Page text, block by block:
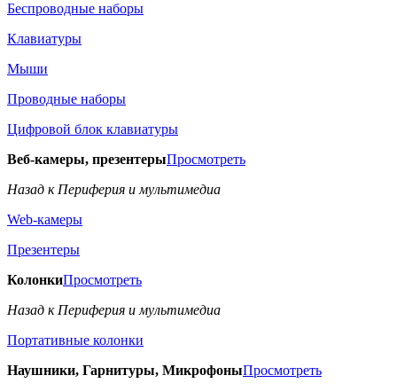
Беспроводные наборы
Клавиатуры
Мыши
Проводные наборы
Цифровой блок клавиатуры
Веб-камеры, презентерыПросмотреть
Назад к Периферия и мультимедиа
Web-камеры
Презентеры
КолонкиПросмотреть
Назад к Периферия и мультимедиа
Портативные колонки
Наушники, Гарнитуры, МикрофоныПросмотреть